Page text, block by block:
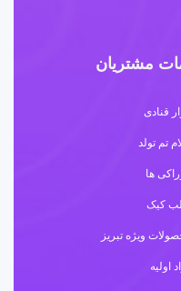
مشتریان
قنادی
تم تولد
ها
کیک
ویژه تبریز
اولیه